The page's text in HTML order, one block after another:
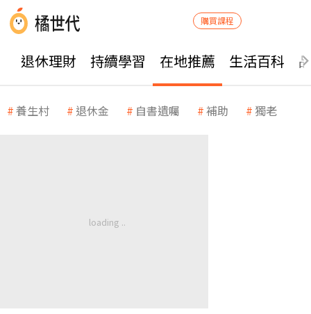
購買課程
退休理財 持續學習 在地推薦 生活百科
養生村 退休金 自書遺囑 補助 獨老